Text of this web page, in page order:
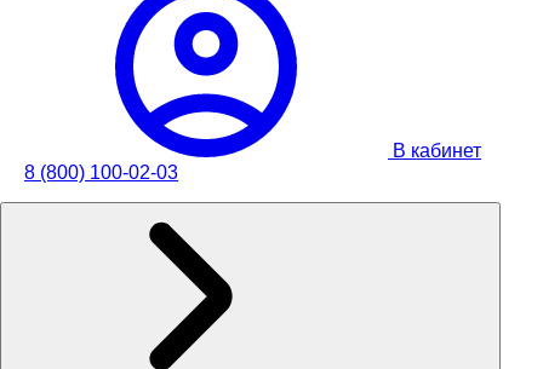
В кабинет
8 (800) 100-02-03